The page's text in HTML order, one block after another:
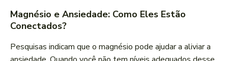
Magnésio e Ansiedade: Como Eles Estão
Conectados?
Pesquisas indicam que o magnésio pode ajudar a aliviar a